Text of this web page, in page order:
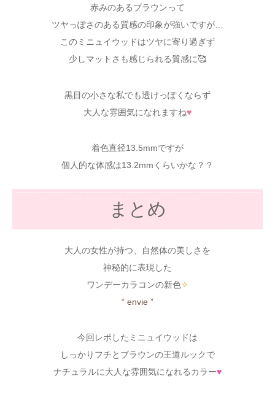
赤みのあるブラウンって
ツヤっぽさのある質感の印象が強いですが…
このミニュイウッドはツヤに寄り過ぎず
少しマットさも感じられる質感に🥰
黒目の小さな私でも透けっぽくならず
大人な雰囲気になれますね♥
着色直径13.5mmですが
個人的な体感は13.2mmくらいかな？？
まとめ
大人の女性が持つ、自然体の美しさを
神秘的に表現した
ワンデーカラコンの新色✧
“ envie ”
今回レポしたミニュイウッドは
しっかりフチとブラウンの王道ルックで
ナチュラルに大人な雰囲気になれるカラー♥